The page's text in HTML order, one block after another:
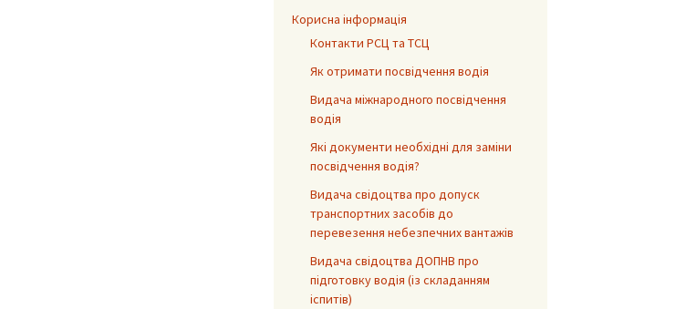
Корисна інформація
Контакти РСЦ та ТСЦ
Як отримати посвідчення водія
Видача міжнародного посвідчення
водія
Які документи необхідні для заміни
посвідчення водія?
Видача свідоцтва про допуск
транспортних засобів до
перевезення небезпечних вантажів
Видача свідоцтва ДОПНВ про
підготовку водія (із складанням
іспитів)